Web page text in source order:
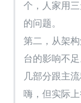
个，人家用
的问题。
第二，从架
台的影响不
几部分跟主
嗨，但实际